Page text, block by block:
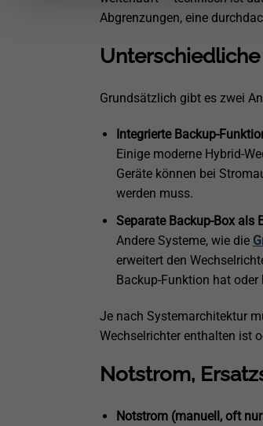
Abgrenzungen, eine
Grundsätzlich gibt es zwei
Integrierte Backup-
Einige moderne Hybrid-
Geräte können bei
werden muss.
Separate Backup-Box als
Andere Systeme, wie die
erweitert den
Backup-Funktion hat
Je nach Systemarchitektur
Wechselrichter enthalten ist
Notstrom,
Notstrom (manuell, oft